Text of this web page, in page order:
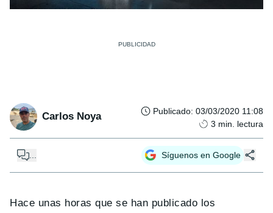
Carlos Noya Publicado: 03/03/2020 11:08
3 min. lectura
Síguenos en Google
Hace unas horas que se han publicado los